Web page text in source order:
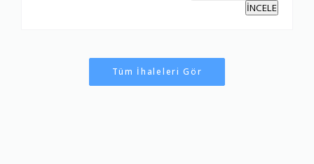
İNCELE
Tüm İhaleleri Gör